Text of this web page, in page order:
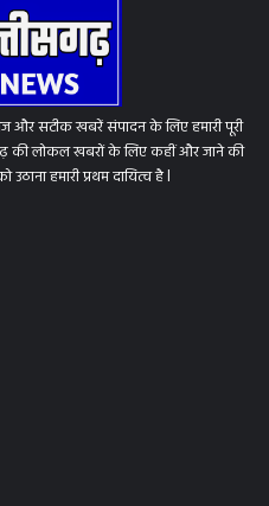
सटीक खबरें संपादन के लिए हमारी पूरी
की लोकल खबरों के लिए कहीं और जाने की
हमारी प्रथम दायित्व है l